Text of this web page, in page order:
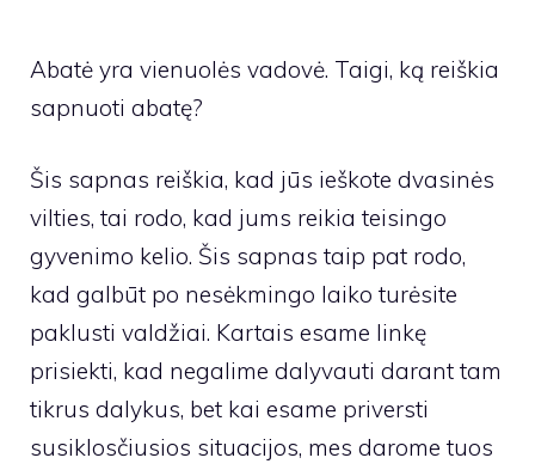
Abatė yra vienuolės vadovė. Taigi, ką reiškia
sapnuoti abatę?
Šis sapnas reiškia, kad jūs ieškote dvasinės
vilties, tai rodo, kad jums reikia teisingo
gyvenimo kelio. Šis sapnas taip pat rodo,
kad galbūt po nesėkmingo laiko turėsite
paklusti valdžiai. Kartais esame linkę
prisiekti, kad negalime dalyvauti darant tam
tikrus dalykus, bet kai esame priversti
susiklosčiusios situacijos, mes darome tuos